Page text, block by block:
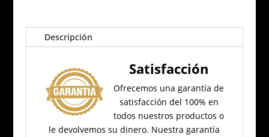
Descripción
Satisfacción
Ofrecemos una garantía de
satisfacción del 100% en
todos nuestros productos o
le devolvemos su dinero. Nuestra garantía